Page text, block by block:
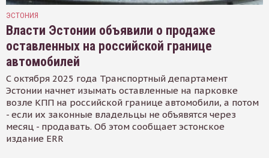
ЭСТОНИЯ
Власти Эстонии объявили о продаже
оставленных на российской границе
автомобилей
С октября 2025 года Транспортный департамент
Эстонии начнет изымать оставленные на парковке
возле КПП на российской границе автомобили, а потом
- если их законные владельцы не объявятся через
месяц - продавать. Об этом сообщает эстонское
издание ERR